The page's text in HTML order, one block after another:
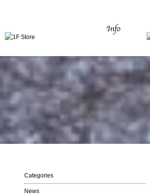
Categories
News